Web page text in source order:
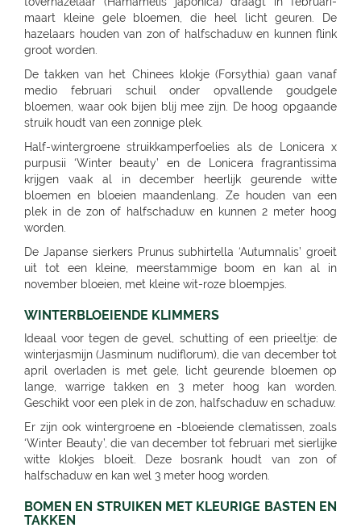
maart kleine gele bloemen, die heel licht geuren. De
hazelaars houden van zon of halfschaduw en kunnen flink
groot worden.
De takken van het Chinees klokje (Forsythia) gaan vanaf
medio februari schuil onder opvallende goudgele
bloemen, waar ook bijen blij mee zijn. De hoog opgaande
struik houdt van een zonnige plek.
Half-wintergroene struikkamperfoelies als de Lonicera x
purpusii ‘Winter beauty’ en de Lonicera fragrantissima
krijgen vaak al in december heerlijk geurende witte
bloemen en bloeien maandenlang. Ze houden van een
plek in de zon of halfschaduw en kunnen 2 meter hoog
worden.
De Japanse sierkers Prunus subhirtella ‘Autumnalis’ groeit
uit tot een kleine, meerstammige boom en kan al in
november bloeien, met kleine wit-roze bloempjes.
WINTERBLOEIENDE KLIMMERS
Ideaal voor tegen de gevel, schutting of een prieeltje: de
winterjasmijn (Jasminum nudiflorum), die van december tot
april overladen is met gele, licht geurende bloemen op
lange, warrige takken en 3 meter hoog kan worden.
Geschikt voor een plek in de zon, halfschaduw en schaduw.
Er zijn ook wintergroene en -bloeiende clematissen, zoals
‘Winter Beauty’, die van december tot februari met sierlijke
witte klokjes bloeit. Deze bosrank houdt van zon of
halfschaduw en kan wel 3 meter hoog worden.
BOMEN EN STRUIKEN MET KLEURIGE BASTEN EN
TAKKEN